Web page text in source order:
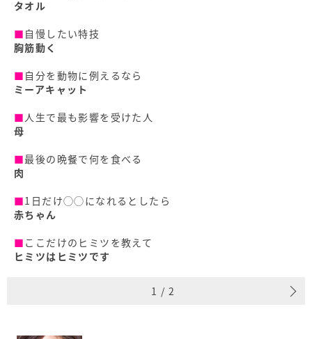
タオル
■ 自慢したい特技
胸筋動く
■ 自分を動物に例えるなら
ミーアキャット
■人生で最も影響を受けた人
母
■最後の晩餐で何を食べる
肉
■1日だけ◯◯になれるとしたら
赤ちゃん
■ ここだけのヒミツを教えて
ヒミツはヒミツです
1 / 2